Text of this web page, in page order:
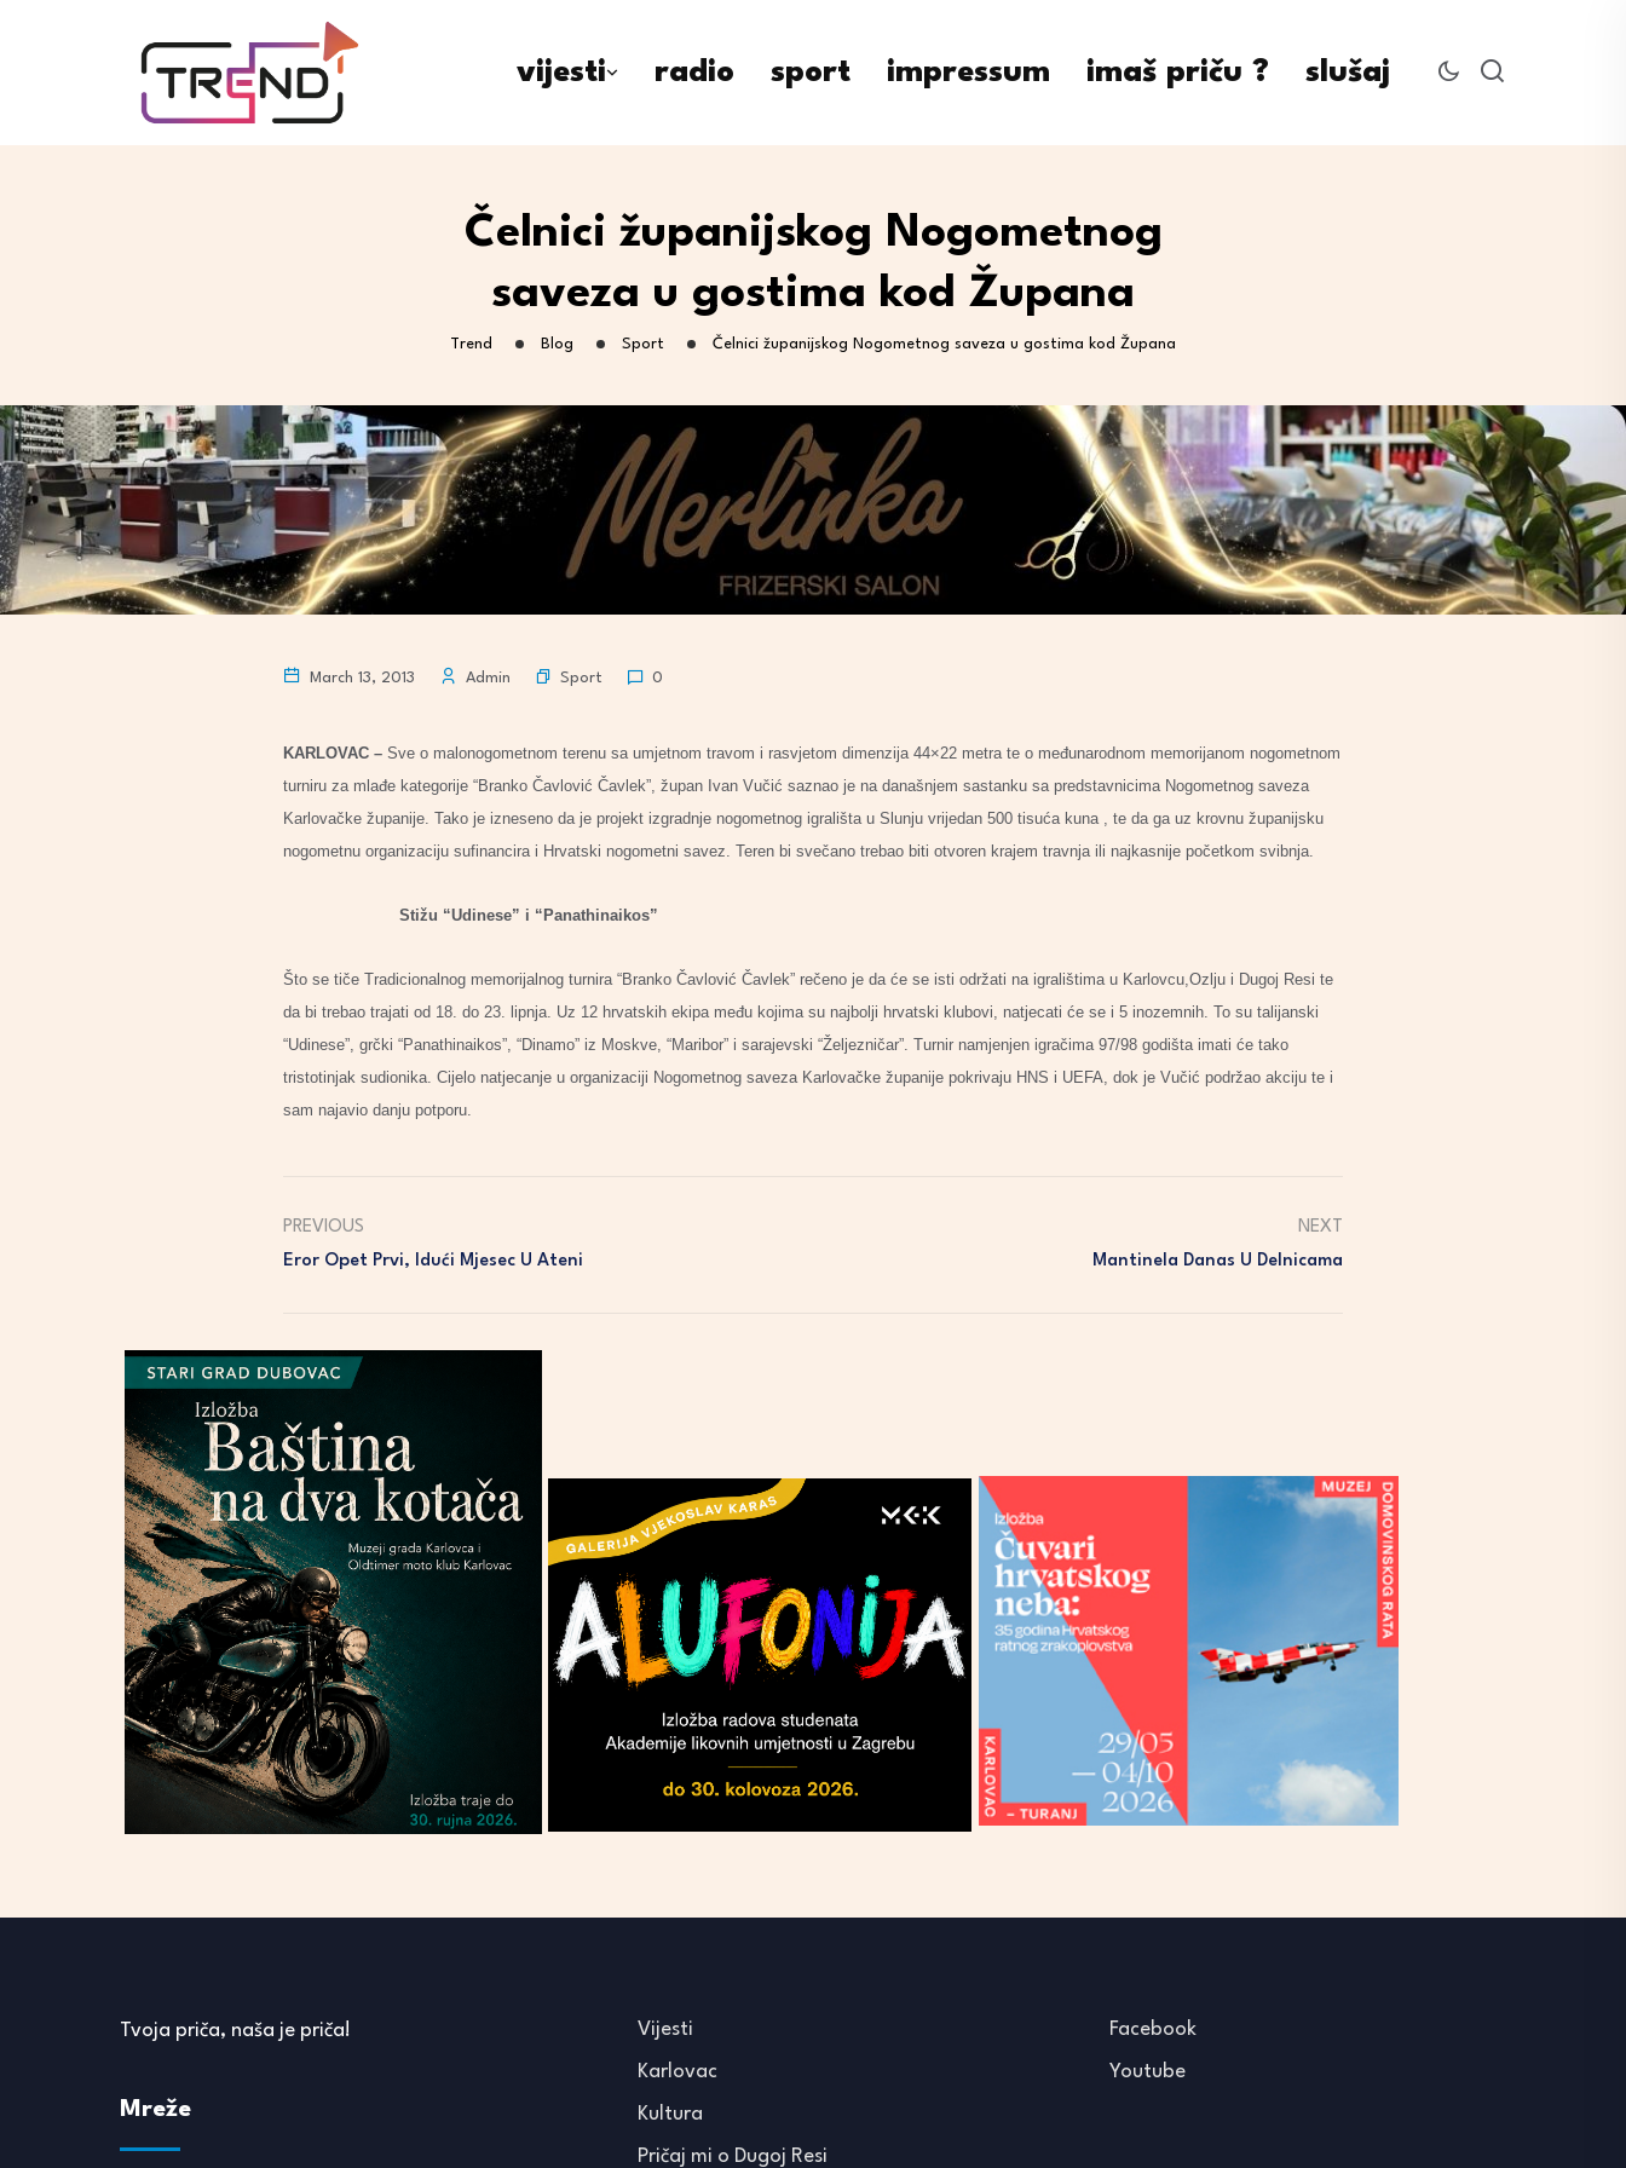
vijesti radio sport impressum imaš priču ? slušaj
Čelnici županijskog Nogometnog
saveza u gostima kod Župana
Trend Blog Sport Čelnici županijskog Nogometnog saveza u gostima kod Župana
March 13, 2013 Admin Sport 0
KARLOVAC – Sve o malonogometnom terenu sa umjetnom travom i rasvjetom dimenzija 44×22 metra te o međunarodnom memorijanom nogometnom
turniru za mlađe kategorije “Branko Čavlović Čavlek”, župan Ivan Vučić saznao je na današnjem sastanku sa predstavnicima Nogometnog saveza
Karlovačke županije. Tako je izneseno da je projekt izgradnje nogometnog igrališta u Slunju vrijedan 500 tisuća kuna , te da ga uz krovnu županijsku
nogometnu organizaciju sufinancira i Hrvatski nogometni savez. Teren bi svečano trebao biti otvoren krajem travnja ili najkasnije početkom svibnja.
Stižu “Udinese” i “Panathinaikos”
Što se tiče Tradicionalnog memorijalnog turnira “Branko Čavlović Čavlek” rečeno je da će se isti održati na igralištima u Karlovcu,Ozlju i Dugoj Resi te
da bi trebao trajati od 18. do 23. lipnja. Uz 12 hrvatskih ekipa među kojima su najbolji hrvatski klubovi, natjecati će se i 5 inozemnih. To su talijanski
“Udinese”, grčki “Panathinaikos”, “Dinamo” iz Moskve, “Maribor” i sarajevski “Željezničar”. Turnir namjenjen igračima 97/98 godišta imati će tako
tristotinjak sudionika. Cijelo natjecanje u organizaciji Nogometnog saveza Karlovačke županije pokrivaju HNS i UEFA, dok je Vučić podržao akciju te i
sam najavio danju potporu.
PREVIOUS
Eror Opet Prvi, Idući Mjesec U Ateni
NEXT
Mantinela Danas U Delnicama
Tvoja priča, naša je priča!
Mreže
Vijesti
Karlovac
Kultura
Pričaj mi o Dugoj Resi
Facebook
Youtube